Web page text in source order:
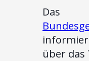
Das
über das